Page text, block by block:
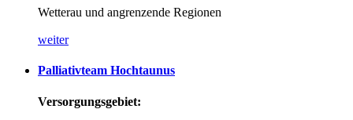
Wetterau und angrenzende Regionen
weiter
Palliativteam Hochtaunus
Versorgungsgebiet: